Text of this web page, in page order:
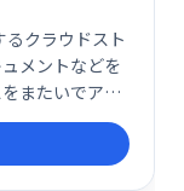
クラウドスト
メントなどを
またいでアク
タにアクセス